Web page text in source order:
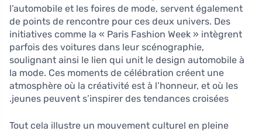
l’automobile et les foires de mode, servent également
de points de rencontre pour ces deux univers. Des
initiatives comme la « Paris Fashion Week » intègrent
parfois des voitures dans leur scénographie,
soulignant ainsi le lien qui unit le design automobile à
la mode. Ces moments de célébration créent une
atmosphère où la créativité est à l’honneur, et où les
jeunes peuvent s’inspirer des tendances croisées.
Tout cela illustre un mouvement culturel en pleine